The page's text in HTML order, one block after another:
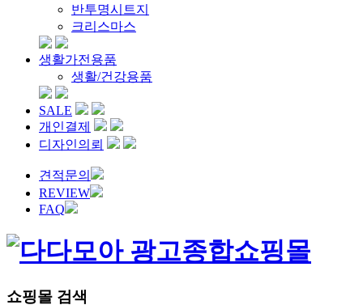
반투명시트지
크리스마스
생활가전용품
생활/건강용품
SALE
개인결제
디자인의뢰
견적문의
REVIEW
FAQ
쇼핑몰 검색